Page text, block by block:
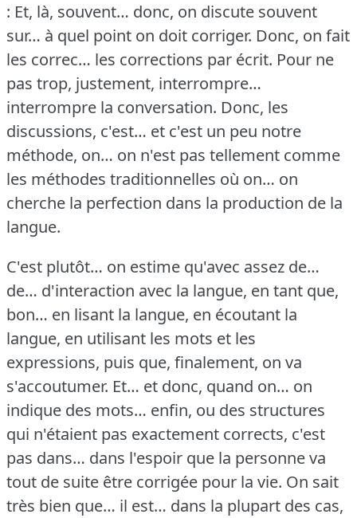
: Et, là, souvent… donc, on discute souvent
sur… à quel point on doit corriger. Donc, on fait
les correc… les corrections par écrit. Pour ne
pas trop, justement, interrompre…
interrompre la conversation. Donc, les
discussions, c'est… et c'est un peu notre
méthode, on… on n'est pas tellement comme
les méthodes traditionnelles où on… on
cherche la perfection dans la production de la
langue.
C'est plutôt… on estime qu'avec assez de…
de… d'interaction avec la langue, en tant que,
bon… en lisant la langue, en écoutant la
langue, en utilisant les mots et les
expressions, puis que, finalement, on va
s'accoutumer. Et… et donc, quand on… on
indique des mots… enfin, ou des structures
qui n'étaient pas exactement corrects, c'est
pas dans… dans l'espoir que la personne va
tout de suite être corrigée pour la vie. On sait
très bien que… il est… dans la plupart des cas,